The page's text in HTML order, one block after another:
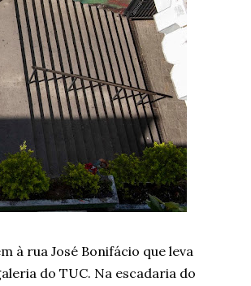
à rua José Bonifácio que leva
do TUC. Na escadaria do